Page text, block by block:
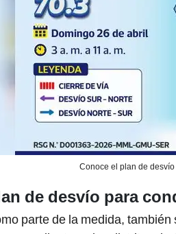
Conoce el plan de
de desvío para
parte de la medida,